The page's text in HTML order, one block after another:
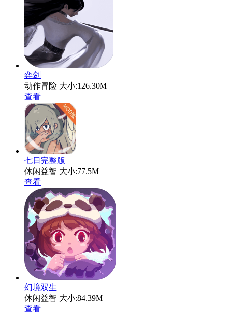
弈剑
动作冒险 大小:126.30M
查看
七日完整版
休闲益智 大小:77.5M
查看
幻境双生
休闲益智 大小:84.39M
查看